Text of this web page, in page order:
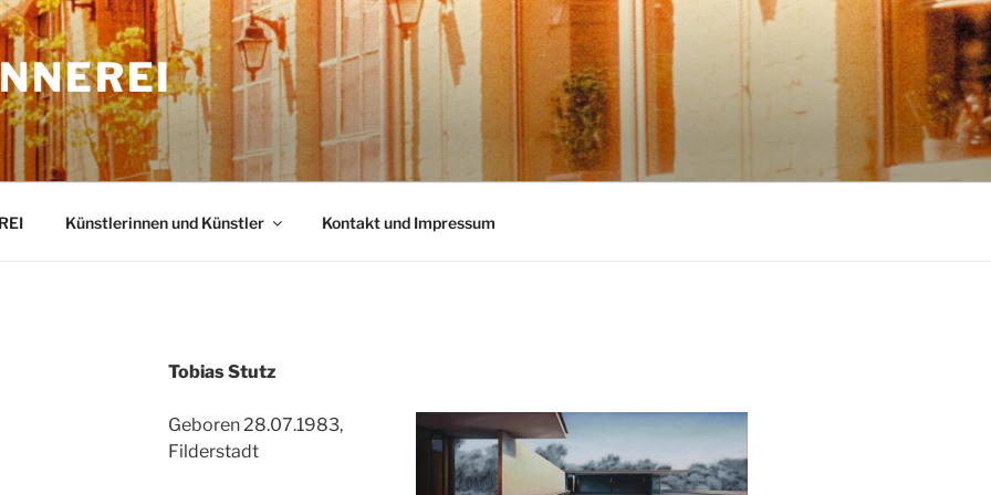
Künstlerinnen und Künstler Kontakt und Impressum
Tobias Stutz
Geboren 28.07.1983,
Filderstadt